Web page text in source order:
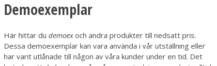
Demoexemplar
Här hittar du demoexoch andra produkter till nedsatt pris.
Dessa demoexemplar kan vara använda i vår utställning eller
har varit utlånade till någon av våra kunder under en tid. Det